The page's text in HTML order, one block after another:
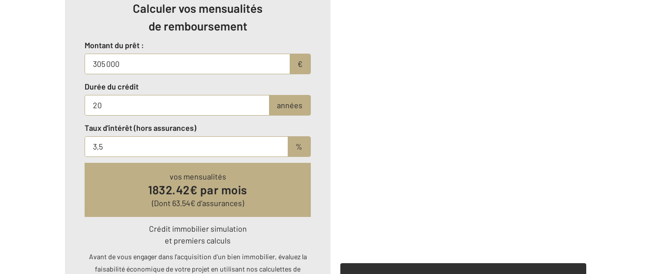
Calculer vos mensualités
de remboursement
Montant du prêt :
€
Durée du crédit
années
Taux d'intérêt (hors assurances)
%
vos mensualités
1832.42€ par mois
(Dont 63.54€ d’assurances)
Crédit immobilier simulation
et premiers calculs
Avant de vous engager dans l’acquisition d’un bien immobilier, évaluez la
faisabilité économique de votre projet en utilisant nos calculettes de